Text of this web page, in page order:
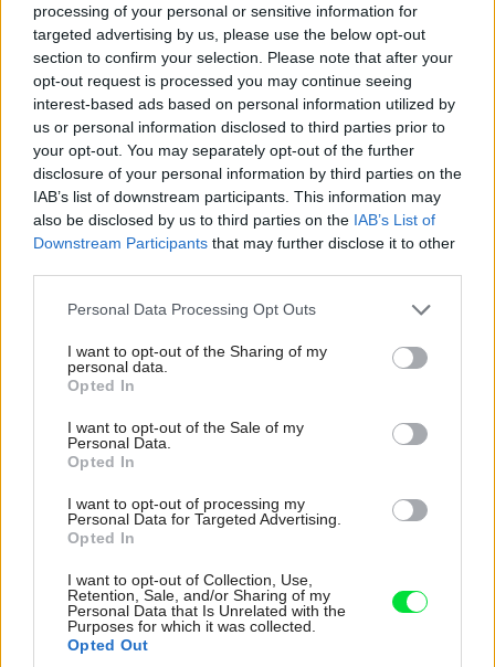
processing of your personal or sensitive information for
targeted advertising by us, please use the below opt-out
section to confirm your selection. Please note that after your
opt-out request is processed you may continue seeing
interest-based ads based on personal information utilized by
us or personal information disclosed to third parties prior to
your opt-out. You may separately opt-out of the further
disclosure of your personal information by third parties on the
IAB’s list of downstream participants. This information may
also be disclosed by us to third parties on the IAB’s List of
Downstream Participants that may further disclose it to other
Please note that this website/app uses one or more Google
not limited to your visit or usage behaviour. You may click to
grant or deny consent to Google and its third-party tags to
use your data for below specified purposes in below Google
consent section.
Personal Data Processing Opt Outs
I want to opt-out of the Sharing of my
personal data.
Opted In
I want to opt-out of the Sale of my
Personal Data.
Opted In
I want to opt-out of processing my
Personal Data for Targeted Advertising.
Opted In
I want to opt-out of Collection, Use,
Retention, Sale, and/or Sharing of my
Personal Data that Is Unrelated with the
Purposes for which it was collected.
Opted Out
vyrobte 5 zásuviek a pripevnite na ne predné
čelá,
zmontujte sokel,
3 – Posteľová časť
(šírka: 350 mm, dĺžka: 1200 mm, výška: 750 mm)
Dosky a laty